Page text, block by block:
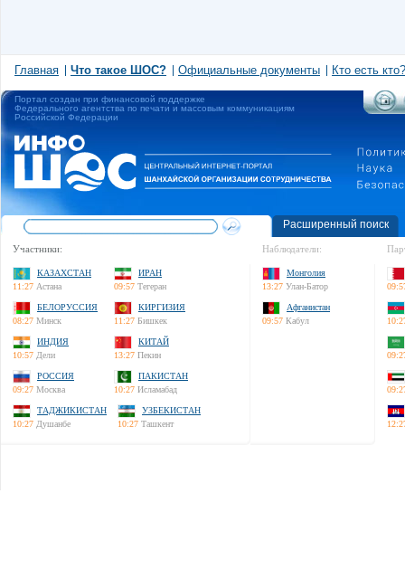
Главная Что такое ШОС? Официальные документы Кто есть кто?
Портал создан при финансовой поддержке
Федерального агентства по печати и массовым коммуникациям
Российской Федерации
Расширенный поиск
Участники:
КАЗАХСТАН
11:27 Астана
ИРАН
09:57 Тегеран
БЕЛОРУССИЯ
08:27 Минск
КИРГИЗИЯ
11:27 Бишкек
ИНДИЯ
10:57 Дели
КИТАЙ
13:27 Пекин
РОССИЯ
09:27 Москва
ПАКИСТАН
10:27 Исламабад
ТАДЖИКИСТАН
10:27 Душанбе
УЗБЕКИСТАН
10:27 Ташкент
Наблюдатели:
Монголия
13:27 Улан-Батор
Афганистан
09:57 Кабул